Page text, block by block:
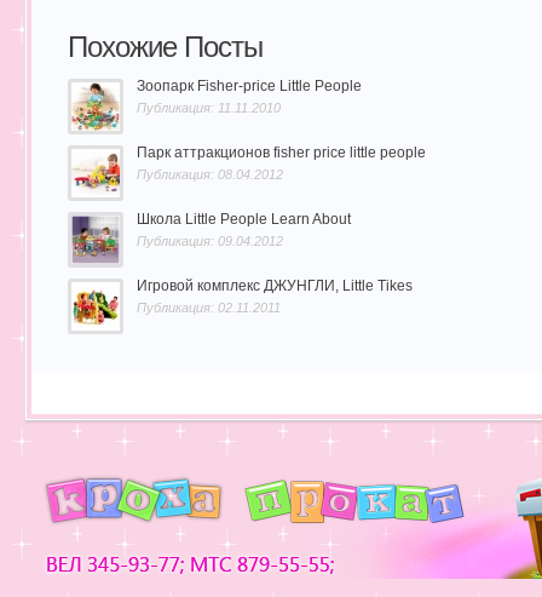
Похожие Посты
Зоопарк Fisher-price Little People
Публикация: 11.11.2010
Парк аттракционов fisher price little people
Публикация: 08.04.2012
Школа Little People Learn About
Публикация: 09.04.2012
Игровой комплекс ДЖУНГЛИ, Little Tikes
Публикация: 02.11.2011